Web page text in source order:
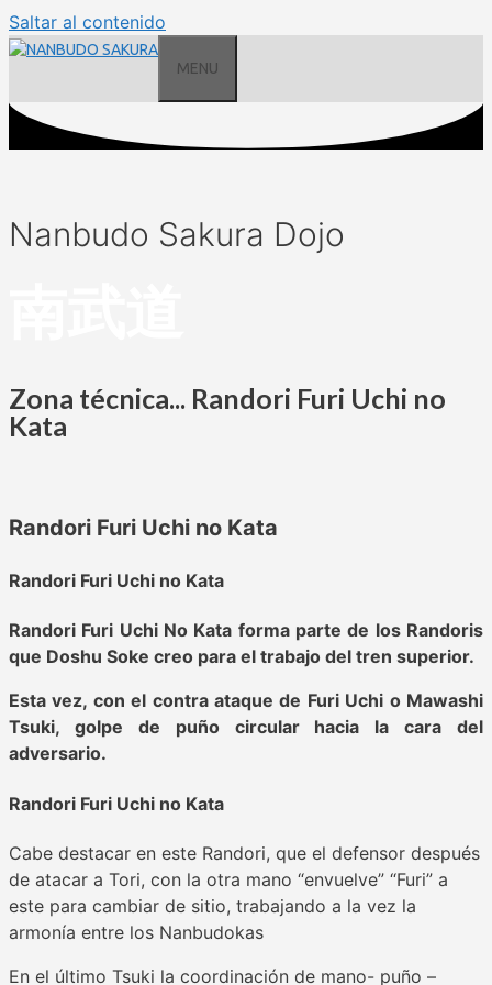
Saltar al contenido
MENU
Nanbudo Sakura Dojo
Zona técnica... Randori Furi Uchi no
Kata
Randori Furi Uchi no Kata
Randori Furi Uchi no Kata
Randori Furi Uchi No Kata forma parte de los Randoris
que Doshu Soke creo para el trabajo del tren superior.
Esta vez, con el contra ataque de Furi Uchi o Mawashi
Tsuki, golpe de puño circular hacia la cara del
adversario.
Randori Furi Uchi no Kata
Cabe destacar en este Randori, que el defensor después
de atacar a Tori, con la otra mano “envuelve” “Furi” a
este para cambiar de sitio, trabajando a la vez la
armonía entre los Nanbudokas
En el último Tsuki la coordinación de mano- puño –